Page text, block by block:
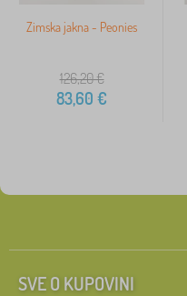
Zimska jakna - Peonies
126,20€
83,60 €
SVE O KUPOVINI